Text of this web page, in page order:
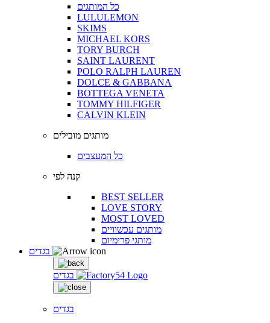
כל המותגים
LULULEMON
SKIMS
MICHAEL KORS
TORY BURCH
SAINT LAURENT
POLO RALPH LAUREN
DOLCE & GABBANA
BOTTEGA VENETA
TOMMY HILFIGER
CALVIN KLEIN
מותגים מובילים
כל המעצבים
קנה לפי
BEST SELLER
LOVE STORY
MOST LOVED
מותגים עכשוויים
מותגי פרימיום
בגדים
בגדים